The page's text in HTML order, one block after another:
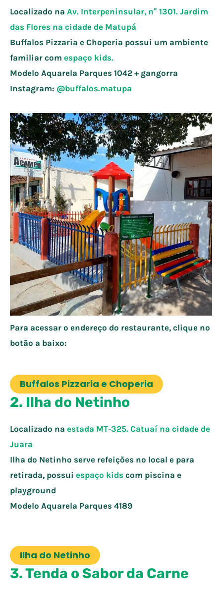
Localizado na Av. Interpeninsular, n° 1301. Jardim
das Flores na cidade de Matupá
Buffalos Pizzaria e Choperia possui um ambiente
familiar com espaço kids.
Modelo Aquarela Parques 1042 + gangorra
Instagram: @buffalos.matupa
Para acessar o endereço do restaurante, clique no
botão a baixo:
Buffalos Pizzaria e Choperia
2. Ilha do Netinho
Localizado na estada MT-325. Catuaí na cidade de
Juara
Ilha do Netinho serve refeições no local e para
retirada, possui espaço kids com piscina e
playground
Modelo Aquarela Parques 4189
Ilha do Netinho
3. Tenda o Sabor da Carne